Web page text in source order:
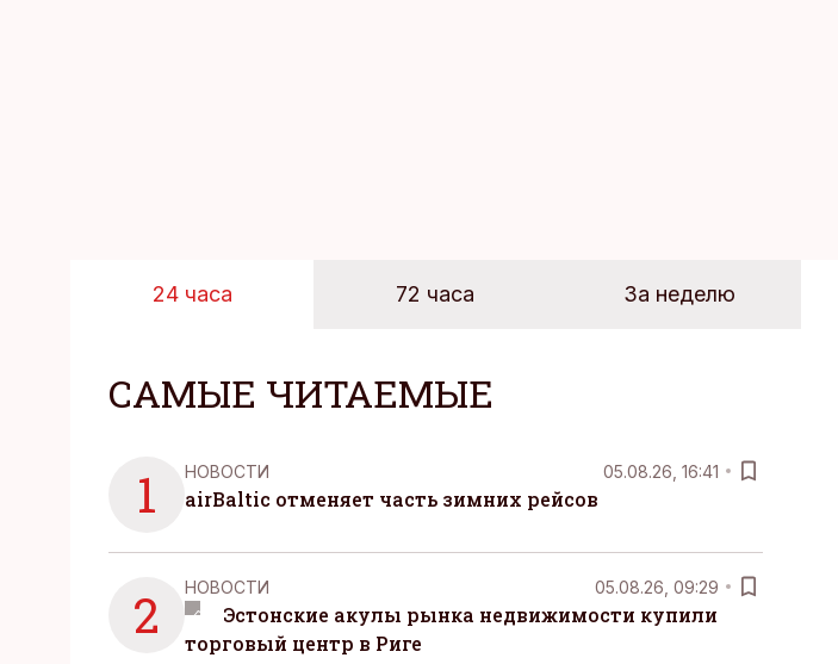
24 часа 72 часа За неделю
САМЫЕ ЧИТАЕМЫЕ
1 НОВОСТИ 05.08.26, 16:41
airBaltic отменяет часть зимних рейсов
2 НОВОСТИ 05.08.26, 09:29
Эстонские акулы рынка недвижимости купили
торговый центр в Риге